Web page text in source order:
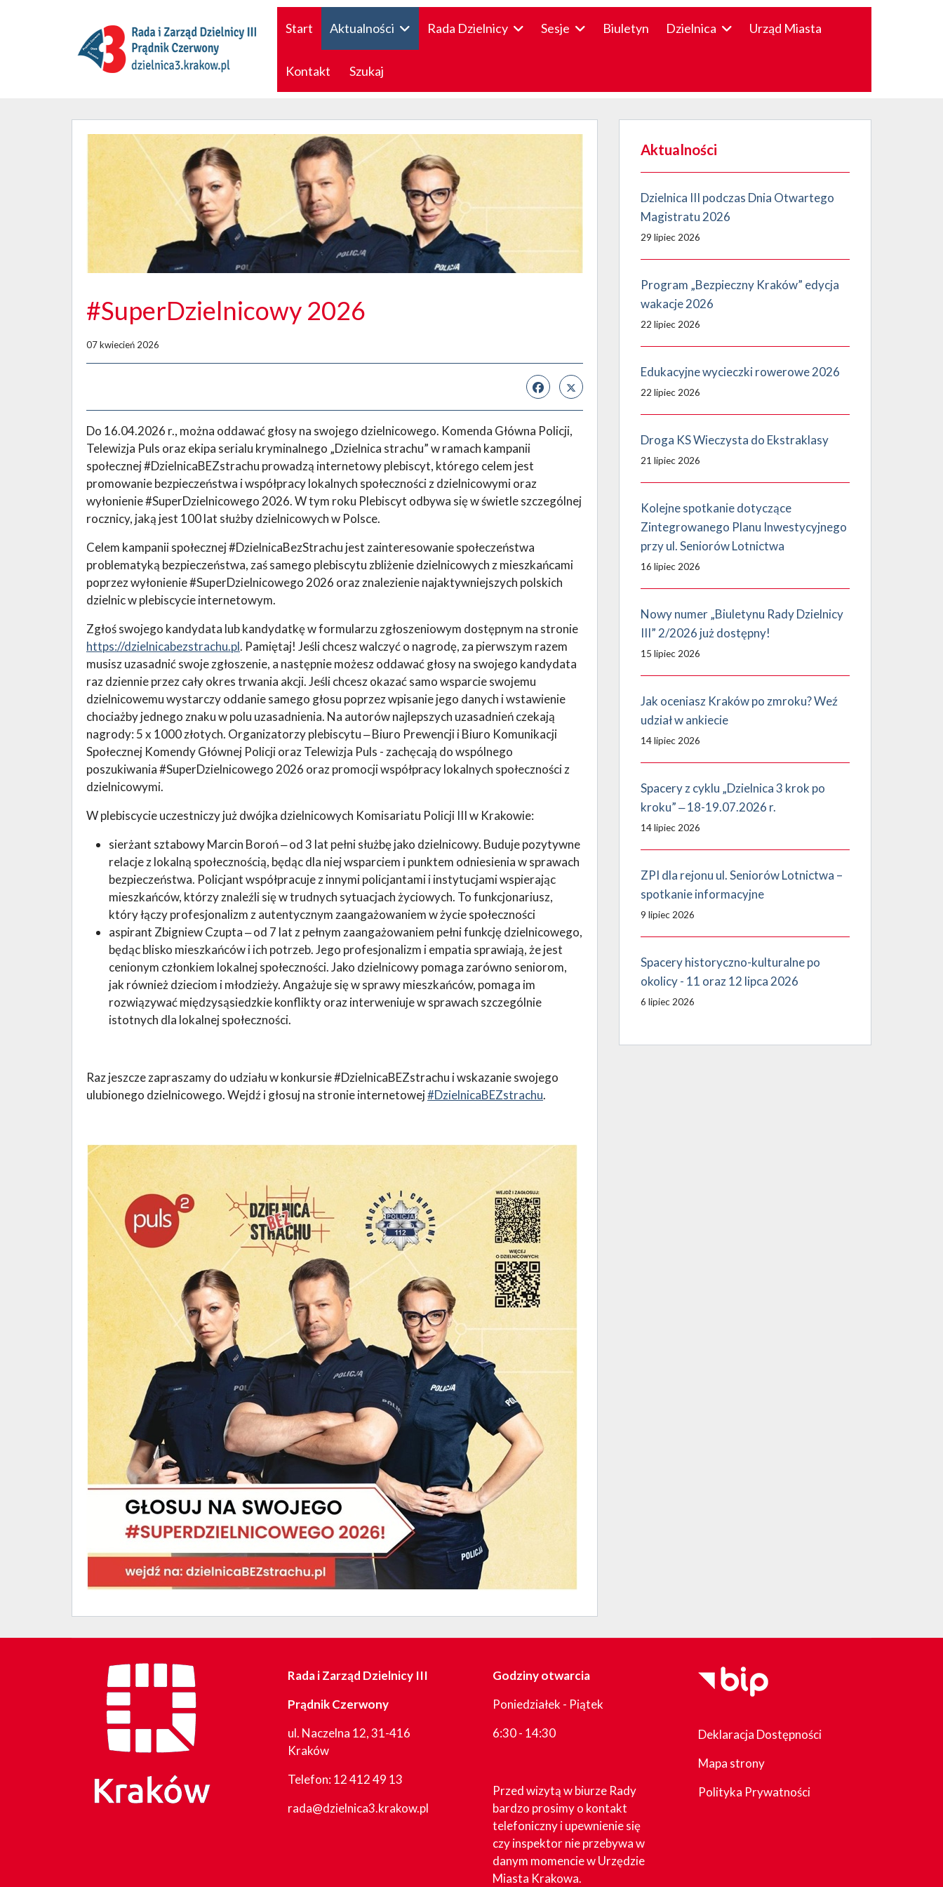
Start Aktualności Rada Dzielnicy Sesje Biuletyn Dzielnica Urząd Miasta
Kontakt Szukaj
#SuperDzielnicowy 2026
07 kwiecień 2026
Do 16.04.2026 r., można oddawać głosy na swojego dzielnicowego. Komenda Główna Policji,
Telewizja Puls oraz ekipa serialu kryminalnego „Dzielnica strachu” w ramach kampanii
społecznej #DzielnicaBEZstrachu prowadzą internetowy plebiscyt, którego celem jest
promowanie bezpieczeństwa i współpracy lokalnych społeczności z dzielnicowymi oraz
wyłonienie #SuperDzielnicowego 2026. W tym roku Plebiscyt odbywa się w świetle szczególnej
rocznicy, jaką jest 100 lat służby dzielnicowych w Polsce.
Celem kampanii społecznej #DzielnicaBezStrachu jest zainteresowanie społeczeństwa
problematyką bezpieczeństwa, zaś samego plebiscytu zbliżenie dzielnicowych z mieszkańcami
poprzez wyłonienie #SuperDzielnicowego 2026 oraz znalezienie najaktywniejszych polskich
dzielnic w plebiscycie internetowym.
Zgłoś swojego kandydata lub kandydatkę w formularzu zgłoszeniowym dostępnym na stronie
https://dzielnicabezstrachu.pl. Pamiętaj! Jeśli chcesz walczyć o nagrodę, za pierwszym razem
musisz uzasadnić swoje zgłoszenie, a następnie możesz oddawać głosy na swojego kandydata
raz dziennie przez cały okres trwania akcji. Jeśli chcesz okazać samo wsparcie swojemu
dzielnicowemu wystarczy oddanie samego głosu poprzez wpisanie jego danych i wstawienie
chociażby jednego znaku w polu uzasadnienia. Na autorów najlepszych uzasadnień czekają
nagrody: 5 x 1000 złotych. Organizatorzy plebiscytu ‒ Biuro Prewencji i Biuro Komunikacji
Społecznej Komendy Głównej Policji oraz Telewizja Puls - zachęcają do wspólnego
poszukiwania #SuperDzielnicowego 2026 oraz promocji współpracy lokalnych społeczności z
dzielnicowymi.
W plebiscycie uczestniczy już dwójka dzielnicowych Komisariatu Policji III w Krakowie:
sierżant sztabowy Marcin Boroń ‒ od 3 lat pełni służbę jako dzielnicowy. Buduje pozytywne
relacje z lokalną społecznością, będąc dla niej wsparciem i punktem odniesienia w sprawach
bezpieczeństwa. Policjant współpracuje z innymi policjantami i instytucjami wspierając
mieszkańców, którzy znaleźli się w trudnych sytuacjach życiowych. To funkcjonariusz,
który łączy profesjonalizm z autentycznym zaangażowaniem w życie społeczności
aspirant Zbigniew Czupta ‒ od 7 lat z pełnym zaangażowaniem pełni funkcję dzielnicowego,
będąc blisko mieszkańców i ich potrzeb. Jego profesjonalizm i empatia sprawiają, że jest
cenionym członkiem lokalnej społeczności. Jako dzielnicowy pomaga zarówno seniorom,
jak również dzieciom i młodzieży. Angażuje się w sprawy mieszkańców, pomaga im
rozwiązywać międzysąsiedzkie konflikty oraz interweniuje w sprawach szczególnie
istotnych dla lokalnej społeczności.
Raz jeszcze zapraszamy do udziału w konkursie #DzielnicaBEZstrachu i wskazanie swojego
ulubionego dzielnicowego. Wejdź i głosuj na stronie internetowej#DzielnicaBEZstrachu.
Aktualności
Dzielnica III podczas Dnia Otwartego
Magistratu 2026
29 lipiec 2026
Program „Bezpieczny Kraków” edycja
wakacje 2026
22 lipiec 2026
Edukacyjne wycieczki rowerowe 2026
22 lipiec 2026
Droga KS Wieczysta do Ekstraklasy
21 lipiec 2026
Kolejne spotkanie dotyczące
Zintegrowanego Planu Inwestycyjnego
przy ul. Seniorów Lotnictwa
16 lipiec 2026
Nowy numer „Biuletynu Rady Dzielnicy
III” 2/2026 już dostępny!
15 lipiec 2026
Jak oceniasz Kraków po zmroku? Weź
udział w ankiecie
14 lipiec 2026
Spacery z cyklu „Dzielnica 3 krok po
kroku” ‒ 18-19.07.2026 r.
14 lipiec 2026
ZPI dla rejonu ul. Seniorów Lotnictwa –
spotkanie informacyjne
9 lipiec 2026
Spacery historyczno-kulturalne po
okolicy - 11 oraz 12 lipca 2026
6 lipiec 2026
Rada i Zarząd Dzielnicy III
Prądnik Czerwony
ul. Naczelna 12, 31-416
Kraków
Telefon:12 412 49 13
rada@dzielnica3.krakow.pl
Godziny otwarcia
Poniedziałek - Piątek
6:30 - 14:30
Przed wizytą w biurze Rady
bardzo prosimy o kontakt
telefoniczny i upewnienie się
czy inspektor nie przebywa w
danym momencie w Urzędzie
Miasta Krakowa.
Deklaracja Dostępności
Mapa strony
Polityka Prywatności